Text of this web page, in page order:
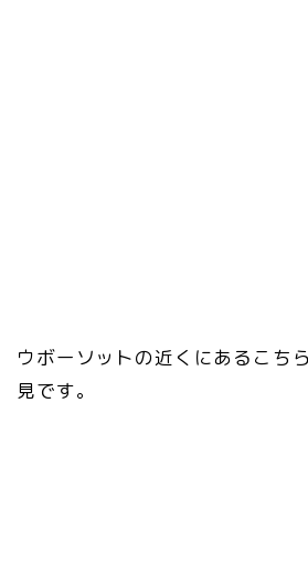
ウボーソットの近くにあるこち
見です。